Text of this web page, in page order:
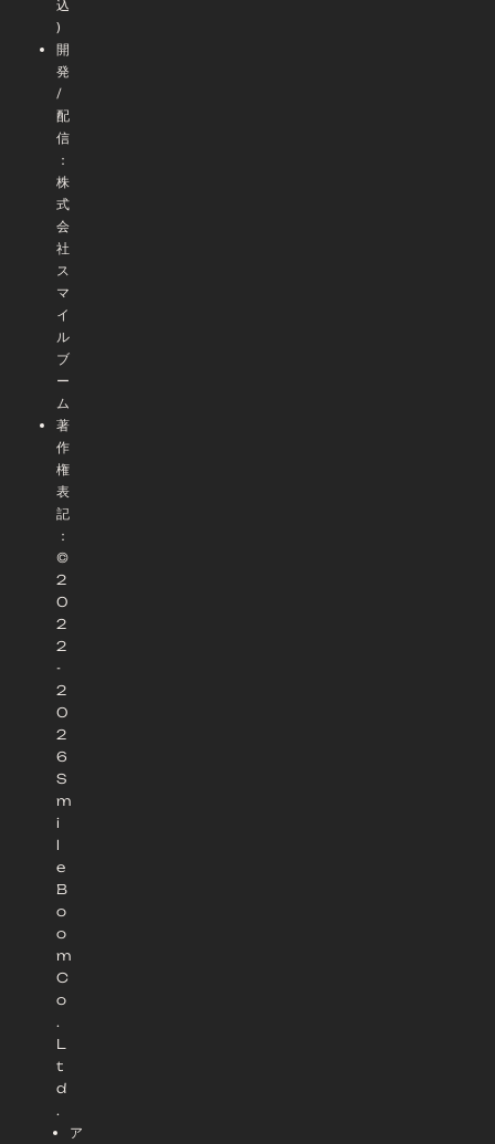
込
)
開
発
/
配
信
：
株
式
会
社
ス
マ
イ
ル
ブ
ー
ム
著
作
権
表
記
：
©
2
0
2
2
-
2
0
2
6
S
m
i
l
e
B
o
o
m
C
o
.
L
t
d
.
ア